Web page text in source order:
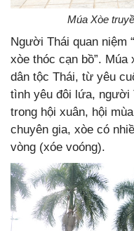
Múa Xòe
Người Thái quan niệm
xòe thóc cạn bồ”.
dân tộc Thái, từ yêu
tình yêu đôi lứa, người
trong hội xuân, hội
chuyên gia, xòe có
vòng (xóe voóng).